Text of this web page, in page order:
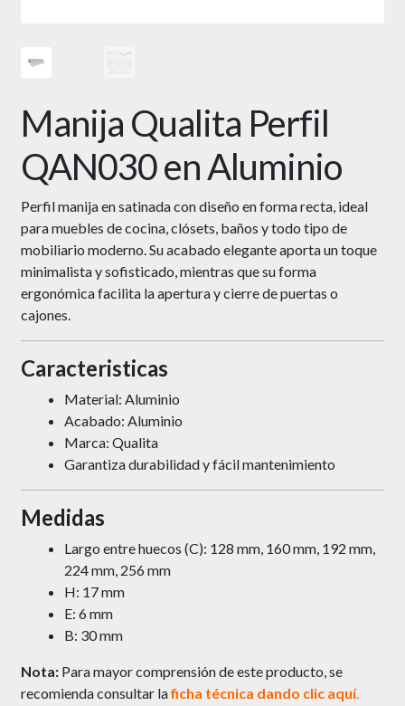
Manija Qualita Perfil
QAN030 en Aluminio
Perfil manija en satinada con diseño en forma recta, ideal
para muebles de cocina, clósets, baños y todo tipo de
mobiliario moderno. Su acabado elegante aporta un toque
minimalista y sofisticado, mientras que su forma
ergonómica facilita la apertura y cierre de puertas o
cajones.
Caracteristicas
Material: Aluminio
Acabado: Aluminio
Marca: Qualita
Garantiza durabilidad y fácil mantenimiento
Medidas
Largo entre huecos (C): 128 mm, 160 mm, 192 mm,
224 mm, 256 mm
H: 17 mm
E: 6 mm
B: 30 mm
Nota:Para mayor comprensión de este producto, se
recomienda consultar laficha técnica dando clic aquí.